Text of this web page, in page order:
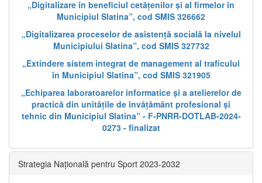
„Digitalizare în beneficiul cetățenilor și al firmelor în
Municipiul Slatina”, cod SMIS 326662
„Digitalizarea proceselor de asistență socială la nivelul
Municipiului Slatina”, cod SMIS 327732
„Extindere sistem integrat de management al traficului
în Municipiul Slatina”, cod SMIS 321905
„Echiparea laboratoarelor informatice și a atelierelor de
practică din unitățile de învățământ profesional și
tehnic din Municipiul Slatina” - F-PNRR-DOTLAB-2024-
0273 - finalizat
Strategia Națională pentru Sport 2023-2032